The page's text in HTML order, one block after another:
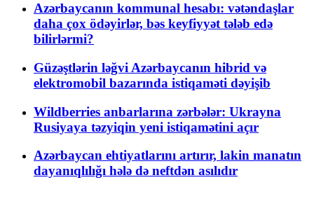
Azərbaycanın kommunal hesabı: vətəndaşlar
daha çox ödəyirlər, bəs keyfiyyət tələb edə
bilirlərmi?
Güzəştlərin ləğvi Azərbaycanın hibrid və
elektromobil bazarında istiqaməti dəyişib
Wildberries anbarlarına zərbələr: Ukrayna
Rusiyaya təzyiqin yeni istiqamətini açır
Azərbaycan ehtiyatlarını artırır, lakin manatın
dayanıqlılığı hələ də neftdən asılıdır